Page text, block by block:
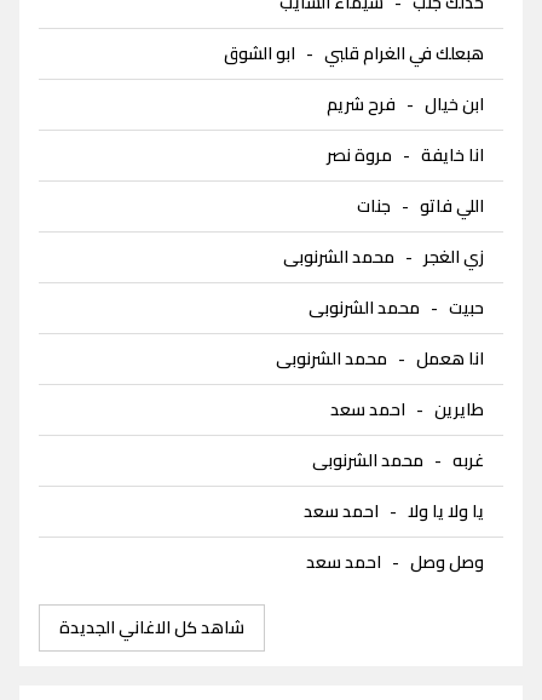
هبعلك في الغرام قلبي - ابو الشوق
ابن خيال - فرح شريم
انا خايفة - مروة نصر
اللي فاتو - جنات
زي الغجر - محمد الشرنوبى
حبيت - محمد الشرنوبى
انا هعمل - محمد الشرنوبى
طايرين - احمد سعد
غربه - محمد الشرنوبى
يا ولا يا ولا - احمد سعد
وصل وصل - احمد سعد
شاهد كل الاغاني الجديدة